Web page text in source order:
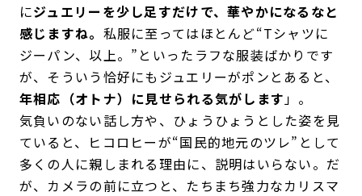
にジュエリーを少し足すだけで、華やかになるなと
感じますね。 私服に至ってはほとんど“Tシャツに
ジーパン、以上。”といったラフな服装ばかりです
が、そういう恰好にもジュエリーがポンとあると、
年相応（オトナ）に見せられる気がします 」。
気負いのない話し方や、ひょうひょうとした姿を見
ていると、ヒコロヒーが“国民的地元のツレ”として
多くの人に親しまれる理由に、説明はいらない。だ
が、カメラの前に立つと、たちまち強力なカリスマ